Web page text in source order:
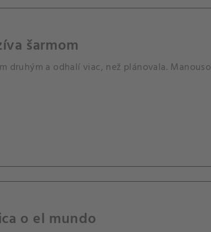
šarmom
druhým a odhalí viac, než plánovala.
o el mundo